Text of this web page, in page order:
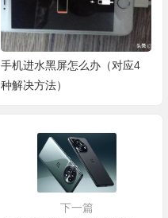
手机进水黑屏怎么办（对应4
种解决方法）
下一篇